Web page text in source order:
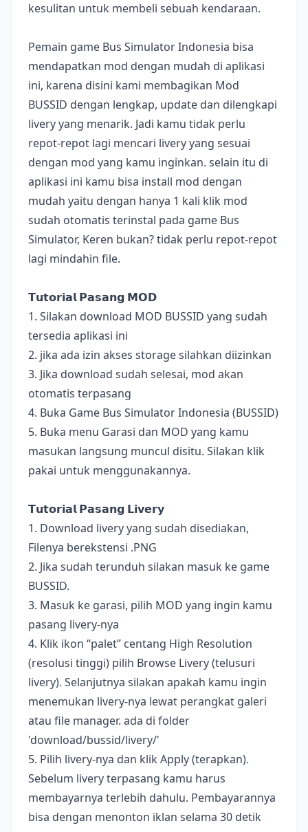
kesulitan untuk membeli sebuah kendaraan.
Pemain game Bus Simulator Indonesia bisa
mendapatkan mod dengan mudah di aplikasi
ini, karena disini kami membagikan Mod
BUSSID dengan lengkap, update dan dilengkapi
livery yang menarik. Jadi kamu tidak perlu
repot-repot lagi mencari livery yang sesuai
dengan mod yang kamu inginkan. selain itu di
aplikasi ini kamu bisa install mod dengan
mudah yaitu dengan hanya 1 kali klik mod
sudah otomatis terinstal pada game Bus
Simulator, Keren bukan? tidak perlu repot-repot
lagi mindahin file.
𝗧𝘂𝘁𝗼𝗿𝗶𝗮𝗹 𝗣𝗮𝘀𝗮𝗻𝗴 𝗠𝗢𝗗
1. Silakan download MOD BUSSID yang sudah
tersedia aplikasi ini
2. jika ada izin akses storage silahkan diizinkan
3. Jika download sudah selesai, mod akan
otomatis terpasang
4. Buka Game Bus Simulator Indonesia (BUSSID)
5. Buka menu Garasi dan MOD yang kamu
masukan langsung muncul disitu. Silakan klik
pakai untuk menggunakannya.
𝗧𝘂𝘁𝗼𝗿𝗶𝗮𝗹 𝗣𝗮𝘀𝗮𝗻𝗴 𝗟𝗶𝘃𝗲𝗿𝘆
1. Download livery yang sudah disediakan,
Filenya berekstensi .PNG
2. Jika sudah terunduh silakan masuk ke game
BUSSID.
3. Masuk ke garasi, pilih MOD yang ingin kamu
pasang livery-nya
4. Klik ikon “palet” centang High Resolution
(resolusi tinggi) pilih Browse Livery (telusuri
livery). Selanjutnya silakan apakah kamu ingin
menemukan livery-nya lewat perangkat galeri
atau file manager. ada di folder
'download/bussid/livery/'
5. Pilih livery-nya dan klik Apply (terapkan).
Sebelum livery terpasang kamu harus
membayarnya terlebih dahulu. Pembayarannya
bisa dengan menonton iklan selama 30 detik